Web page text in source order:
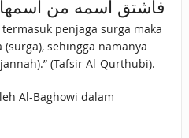
فاشتق اسمه من اسمها
penjaga surga maka
sehingga namanya
(Tafsir Al-Qurthubi).
Al-Baghowi dalam